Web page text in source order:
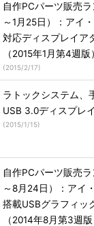
自作PCパーツ販売
～1月25日）：アイ
対応ディスプレイア
（2015年1月第4週版）
(2015/2/17)
ラトックシステム、
USB 3.0ディスプレ
(2015/1/15)
自作PCパーツ販売
～8月24日）：アイ
搭載USBグラフィッ
（2014年8月第3週版